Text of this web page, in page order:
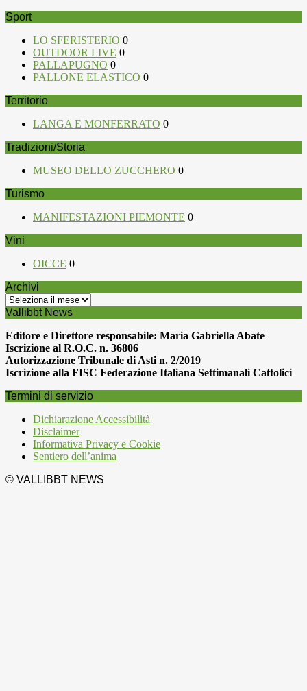
Sport
LO SFERISTERIO 0
OUTDOOR LIVE 0
PALLAPUGNO 0
PALLONE ELASTICO 0
Territorio
LANGA E MONFERRATO 0
Tradizioni/Storia
MUSEO DELLO ZUCCHERO 0
Turismo
MANIFESTAZIONI PIEMONTE 0
Vini
OICCE 0
Archivi
Archivi
Vallibbt News
Editore e Direttore responsabile: Maria Gabriella Abate
Iscrizione al R.O.C. n. 36806
Autorizzazione Tribunale di Asti n. 2/2019
Iscrizione alla FISC Federazione Italiana Settimanali Cattolici
Termini di servizio
Dichiarazione Accessibilità
Disclaimer
Informativa Privacy e Cookie
Sentiero dell’anima
© VALLIBBT NEWS